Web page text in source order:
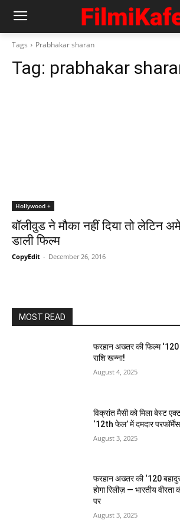
Tags Prabhakar sharan
Tag: prabhakar
Hollywood +
बॉलीवुड ने मौका नहीं दिया तो लेटिन
डाली फिल्‍म
CopyEdit - December 26, 2016
MOST READ
फरहान अख्तर की फिल्म ‘120
राशि खन्ना!
August 4, 2025
विक्रांत मैसी को मिला बेस्ट
‘12th फेल’ में दमदार
August 3, 2025
फरहान अख्तर की ‘120
होगा रिलीज़ — भारतीय
पर
August 3, 2025